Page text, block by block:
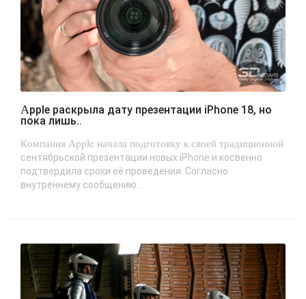
Apple раскрыла дату презентации iPhone 18, но
пока лишь..
Компания Apple начала подготовку к своей традиционной
сентябрьской презентации новых iPhone и косвенно
подтвердила сроки её проведения. Согласно
внутреннему сообщению...